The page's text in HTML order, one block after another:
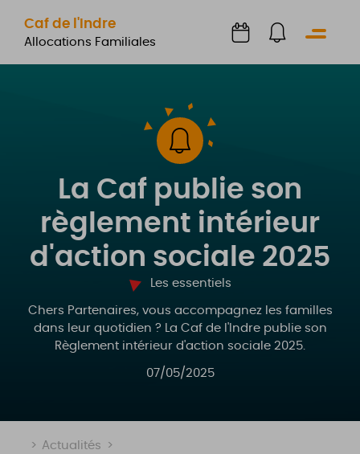
Caf de l'Indre
Allocations Familiales Menu
La Caf publie son
règlement intérieur
d'action sociale 2025
Les essentiels
Chers Partenaires, vous accompagnez les familles
dans leur quotidien ? La Caf de l'Indre publie son
Règlement intérieur d'action sociale 2025.
07/05/2025
> Actualités
>